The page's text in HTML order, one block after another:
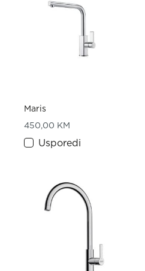
Maris
450,00 KM
Usporedi